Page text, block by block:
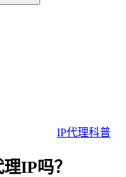
IP代理科普
IP吗？